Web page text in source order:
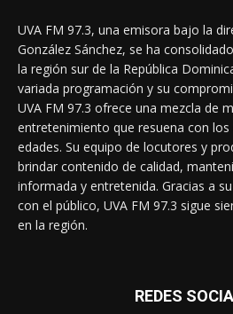
UVA FM 97.3, una emisora bajo la
González Sánchez, se ha
la región sur de la República
variada programación y su
UVA FM 97.3 ofrece una mezcla de
entretenimiento que resuena con
edades. Su equipo de locutores y
brindar contenido de calidad,
informada y entretenida. Gracias a
con el público, UVA FM 97.3 sigue
en la región.
REDES